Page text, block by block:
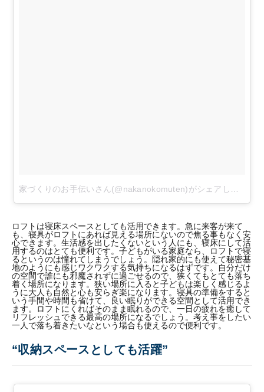
ロフトは寝床スペースとしても活用できます。急に来客が来て
も、寝具がロフトにあれば見える場所にないので焦る事もなく安
心できます。生活感を出したくないという人にも、寝床にして活
用するのはとても便利です。子どもがいる家庭なら、ロフトで寝
るというのは憧れてしまうでしょう。隠れ家的にも使えて秘密基
地のようにも感じワクワクする気持ちになるはずです。自分だけ
の空間で誰にも邪魔されずに過ごせるので、狭くてもとても落ち
着く場所になります。狭い場所に入ると子どもは楽しく感じるよ
うに大人も自然と心も安らぎ楽になります。寝具の準備をすると
いう手間や時間も省けて、良い眠りができる空間として活用でき
ます。ロフトにくればそのまま眠れるので、一日の疲れを癒して
リフレッシュできる最高の場所になるでしょう。考え事をしたい
一人で落ち着きたいなという場合も使えるので便利です。
“収納スペースとしても活躍”